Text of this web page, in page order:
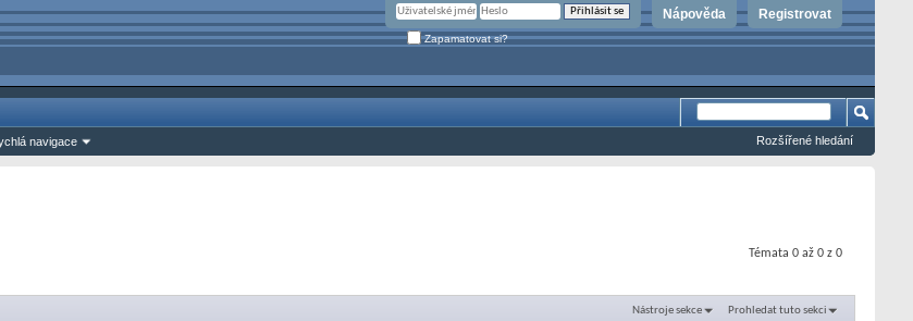
Registrovat
Nápověda
Zapamatovat si?
navigace Rozšířené hledání
Témata 0 až 0 z 0
Nástroje sekce Prohledat tuto sekci